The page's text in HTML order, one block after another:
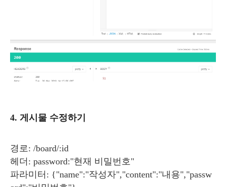
4. 게시물 수정하기
경로: /board/:id
헤더: password:"현재 비밀번호"
파라미터: {"name":"작성자","content":"내용","passw